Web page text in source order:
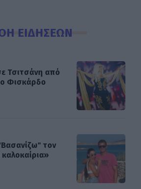
ΕΙΔΗΣΕΩΝ
Τσιτσάνη από
Φισκάρδο
τον